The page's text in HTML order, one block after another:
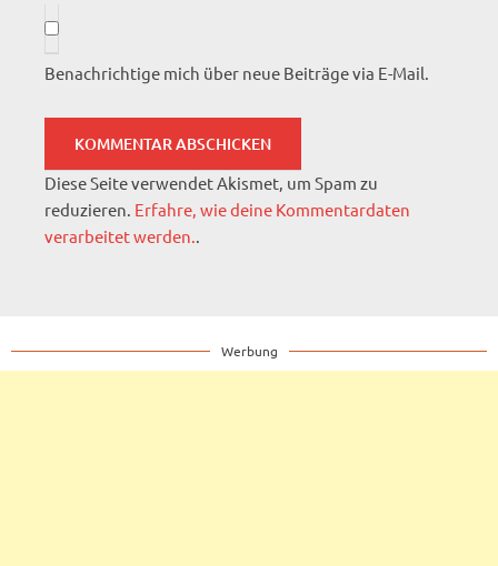
Benachrichtige mich über neue Beiträge via E-Mail.
Diese Seite verwendet Akismet, um Spam zu
reduzieren. Erfahre, wie deine Kommentardaten
verarbeitet werden..
Werbung